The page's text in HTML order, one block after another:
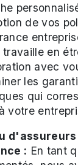
de vos
travaille en
avec
les
qui
votre
d'assureurs
: En tant